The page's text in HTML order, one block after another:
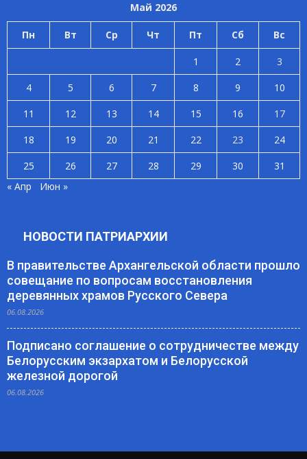
Май 2026
Пн Вт Ср Чт Пт Сб Вс
1 2
3
4
5 6 7 8 9
10
11
12 13 14 15 16
17
18
19 20 21 22 23
24
25
26 27 28 29 30
31
« Апр
Июн »
НОВОСТИ ПАТРИАРХИИ
В правительстве Архангельской области прошло
совещание по вопросам восстановления
деревянных храмов Русского Севера
06.08.2026
Подписано соглашение о сотрудничестве между
Белорусским экзархатом и Белорусской
железной дорогой
06.08.2026